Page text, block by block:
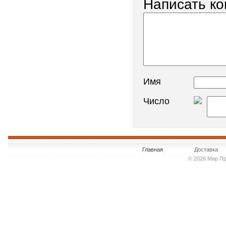
Написать
Имя
Число
Главная
Доставка
© 2026 Мир